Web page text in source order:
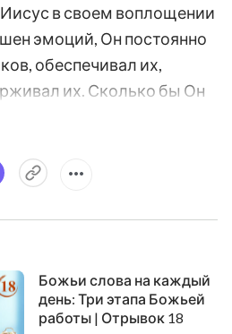
в своем воплощении
эмоций, Он постоянно
обеспечивал их,
их. Сколько бы Он
бы страданий Он ни
был всегда терпеливым и
грехам, так что люди в
любовью прозвали Его
Иисус». Для
всех людей, то, кем
это были милость
не помнил людских
Божьи слова на каждый
день: Три этапа Божьей
работы | Отрывок 18